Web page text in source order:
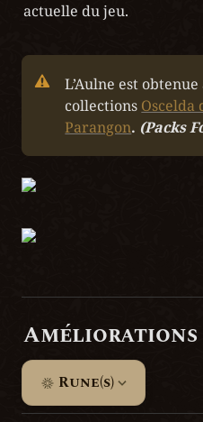
actuelle du jeu.
L’Aulne est
collections Oscelda
Parangon. (Packs
Améliorations
Rune(s)